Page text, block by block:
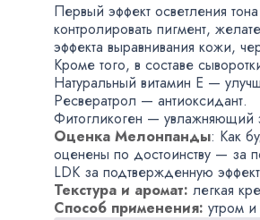
Первый эффект осветления
контролировать пигмент,
эффекта выравнивания кожи,
Кроме того, в составе
Натуральный витамин Е —
Ресвератрол — антиоксидант.
Фитогликоген — увлажняющий
Оценка Мелонпанды: Как
оценены по достоинству — за
LDK за подтвержденную
Текстура и аромат: легкая
Способ применения: утром